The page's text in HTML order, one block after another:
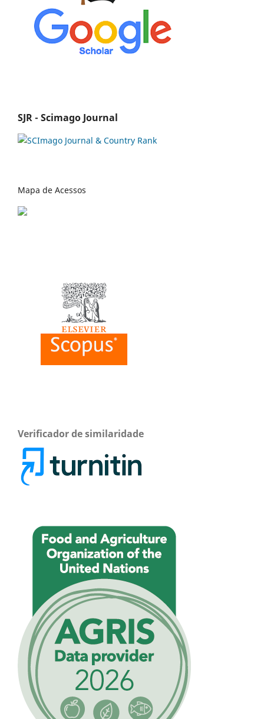
SJR - Scimago Journal
Mapa de Acessos
Verificador de similaridade